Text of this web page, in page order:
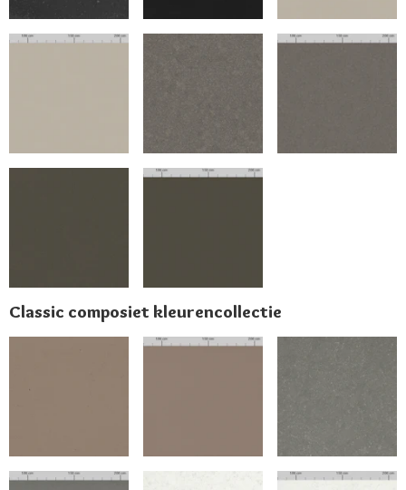
Classic composiet kleurencollectie